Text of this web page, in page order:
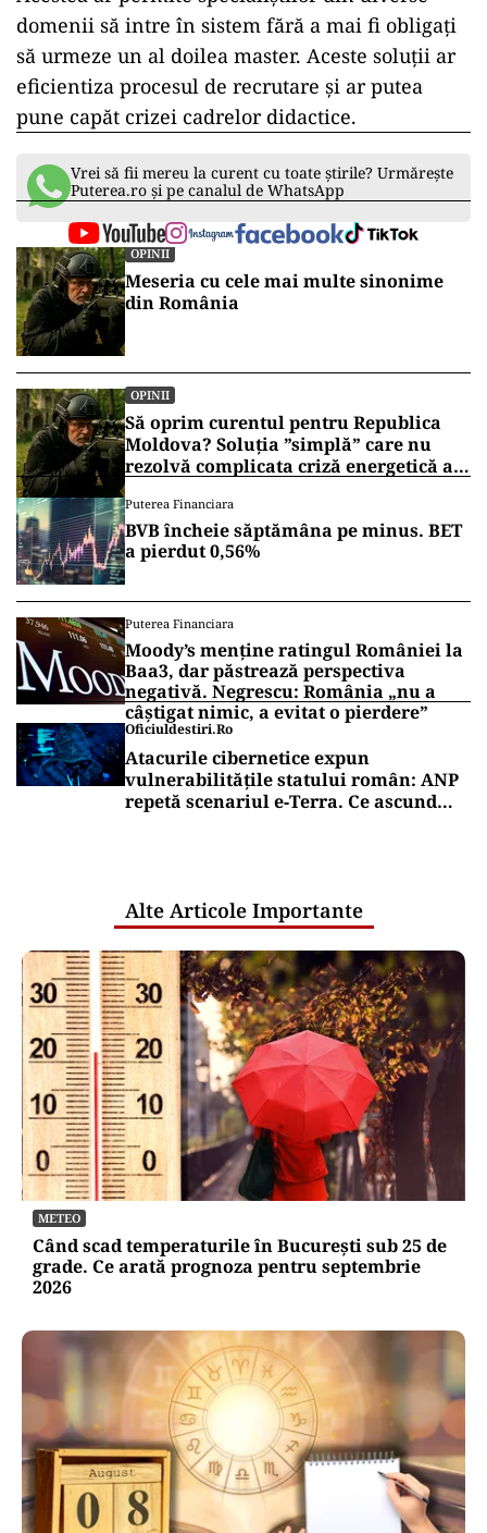
domenii să intre în sistem fără a mai fi obligați
să urmeze un al doilea master. Aceste soluții ar
eficientiza procesul de recrutare și ar putea
pune capăt crizei cadrelor didactice.
Vrei să fii mereu la curent cu toate știrile? Urmărește
Puterea.ro și pe canalul de WhatsApp
OPINII
Meseria cu cele mai multe sinonime
din România
OPINII
Să oprim curentul pentru Republica
Moldova? Soluția ”simplă” care nu
rezolvă complicata criză energetică a
Puterea Financiara
BVB încheie săptămâna pe minus. BET
a pierdut 0,56%
Puterea Financiara
Moody’s menține ratingul României la
Baa3, dar păstrează perspectiva
negativă. Negrescu: România „nu a
câștigat nimic, a evitat o pierdere”
Oficiuldestiri.ro
Atacurile cibernetice expun
vulnerabilitățile statului român: ANP
repetă scenariul e‑Terra. Ce ascund
Alte Articole Importante
METEO
Când scad temperaturile în București sub 25 de
grade. Ce arată prognoza pentru septembrie
2026